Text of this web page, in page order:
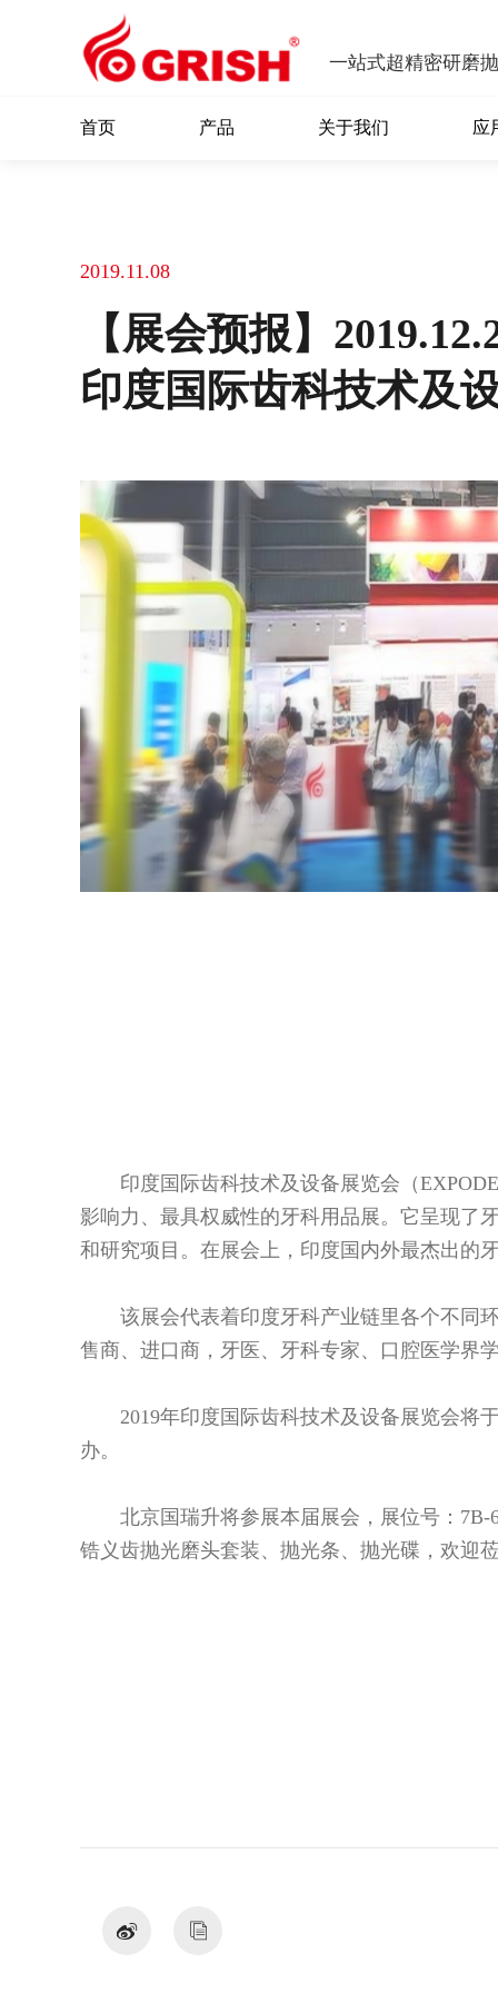
一站式超精密研磨
首页 产品 关于我们 应
2019.11.08
【展会预报】
印度国际齿科技术及
印度国际齿科技术及设备展览会（
影响力、最具权威性的牙科用品展。它呈现了
和研究项目。在展会上，印度国内外最杰出的
该展会代表着印度牙科产业链里各个不同
售商、进口商，牙医、牙科专家、口腔医学界
2019年印度国际齿科技术及设备展览会将
办。
北京国瑞升将参展本届展会，展位号：
锆义齿抛光磨头套装、抛光条、抛光碟，欢迎